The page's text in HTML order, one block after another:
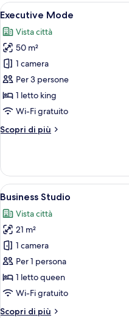
Apri
tutte
le
foto
per
Executive
Mode
7
Executive Mode
Vista città
50 m²
1 camera
Per 3 persone
1 letto king
Wi-Fi gratuito
Scopri di più
Altri
Mode
Apri
tutte
le
foto
per
Business
Studio
7
Business Studio
Vista città
21 m²
1 camera
Per 1 persona
1 letto queen
Wi-Fi gratuito
Scopri di più
Altri